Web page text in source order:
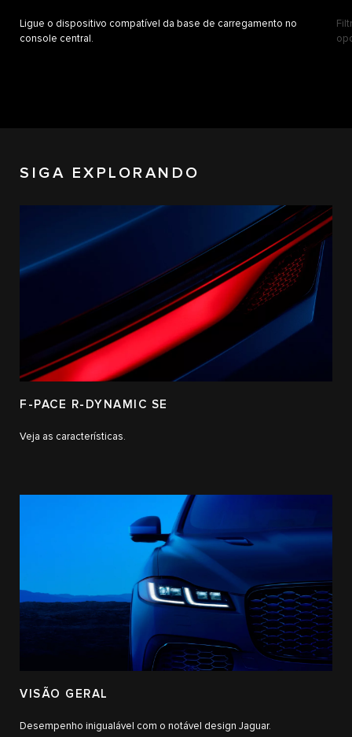
Ligue o dispositivo compatível da base de carregamento no
console central.
SIGA EXPLORANDO
F-PACE R-DYNAMIC SE
Veja as características.
VISÃO GERAL
Desempenho inigualável com o notável design Jaguar.